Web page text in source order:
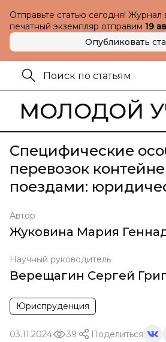
Отправьте статью сегодня! Журнал
печатный экземпляр отправим 19
Опубликовать
МОЛОДОЙ
Специфические
перевозок
поездами:
Автор
Жуковина Мария
Научный руководитель
Верещагин Сергей
Юриспруденция
03.11.2024 39 Поделиться